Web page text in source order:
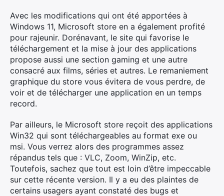
Avec les modifications qui ont été apportées à
Windows 11, Microsoft store en a également profité
pour rajeunir. Dorénavant, le site qui favorise le
téléchargement et la mise à jour des applications
propose aussi une section gaming et une autre
consacré aux films, séries et autres. Le remaniement
graphique du store vous évitera de vous perdre, de
voir et de télécharger une application en un temps
record.
Par ailleurs, le Microsoft store reçoit des applications
Win32 qui sont téléchargeables au format exe ou
msi. Vous verrez alors des programmes assez
répandus tels que : VLC, Zoom, WinZip, etc.
Toutefois, sachez que tout est loin d’être impeccable
sur cette récente version. Il y a eu des plaintes de
certains usagers ayant constaté des bugs et